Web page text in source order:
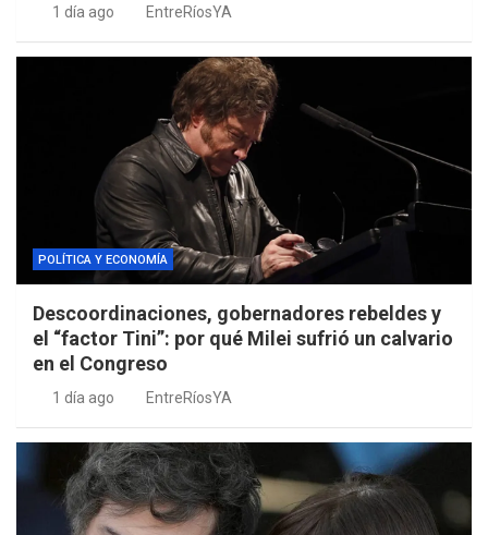
1 día ago EntreRíosYA
POLÍTICA Y ECONOMÍA
Descoordinaciones, gobernadores rebeldes y
el “factor Tini”: por qué Milei sufrió un calvario
en el Congreso
1 día ago EntreRíosYA